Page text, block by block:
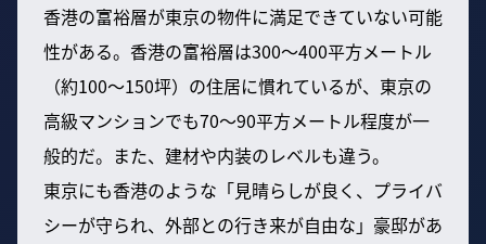
香港の富裕層が東京の物件に満足できていない可能
性がある。香港の富裕層は300〜400平方メートル
（約100〜150坪）の住居に慣れているが、東京の
高級マンションでも70〜90平方メートル程度が一
般的だ。また、建材や内装のレベルも違う。
東京にも香港のような「見晴らしが良く、プライバ
シーが守られ、外部との行き来が自由な」豪邸があ